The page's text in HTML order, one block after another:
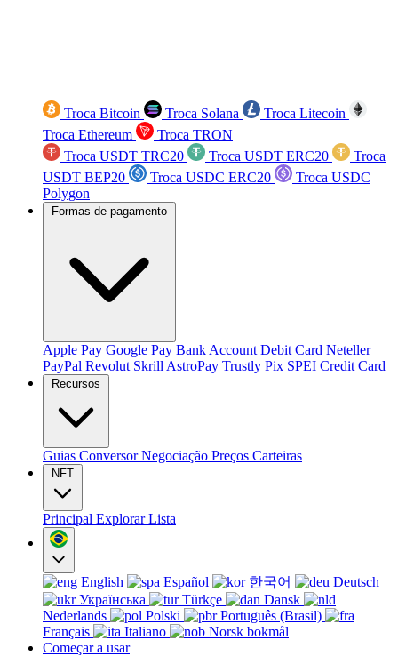
Troca Bitcoin Troca Solana
Troca Litecoin
Troca Ethereum
Troca TRON
Troca USDT TRC20
Troca USDT ERC20
Troca
USDT BEP20
Troca USDC ERC20
Troca USDC
Polygon
Formas de pagamento
Apple Pay Google Pay Bank Account Debit Card Neteller
PayPal Revolut Skrill AstroPay Trustly Pix SPEI Credit Card
Recursos
Guias ConversorNegociação Preços Carteiras
NFT
Principal ExplorarLista
English Español 한국어
Deutsch
Українська
Türkçe
Dansk
Nederlands
Polski
Português (Brasil)
Français
Italiano
Norsk bokmål
Começar a usar